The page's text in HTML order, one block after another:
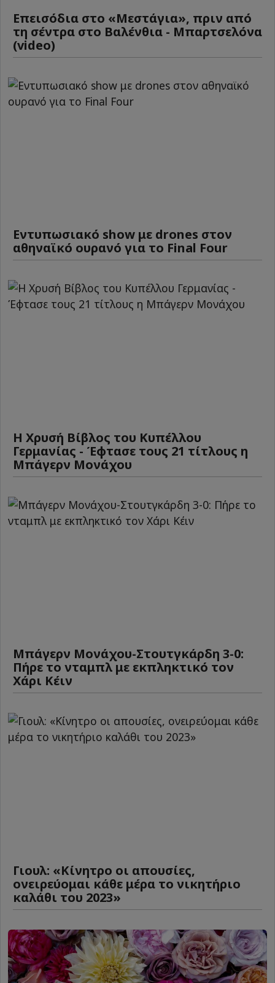
Επεισόδια στο «Μεστάγια», πριν από
τη σέντρα στο Βαλένθια - Μπαρτσελόνα
(video)
Εντυπωσιακό show με drones στον
αθηναϊκό ουρανό για το Final Four
Η Χρυσή Βίβλος του Κυπέλλου
Γερμανίας - Έφτασε τους 21 τίτλους η
Μπάγερν Μονάχου
Μπάγερν Μονάχου-Στουτγκάρδη 3-0:
Πήρε το νταμπλ με εκπληκτικό τον
Χάρι Κέιν
Γιουλ: «Κίνητρο οι απουσίες,
ονειρεύομαι κάθε μέρα το νικητήριο
καλάθι του 2023»